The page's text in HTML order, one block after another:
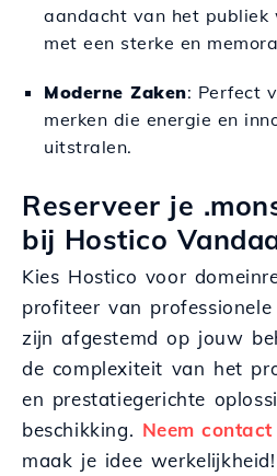
aandacht van het publiek
met een sterke en
Moderne Zaken: Perfect
merken die energie en
uitstralen.
Reserveer je
bij Hostico
Kies Hostico voor
profiteer van
zijn afgestemd op jouw
de complexiteit van het
en prestatiegerichte
beschikking. Neem
maak je idee werkelijkheid!